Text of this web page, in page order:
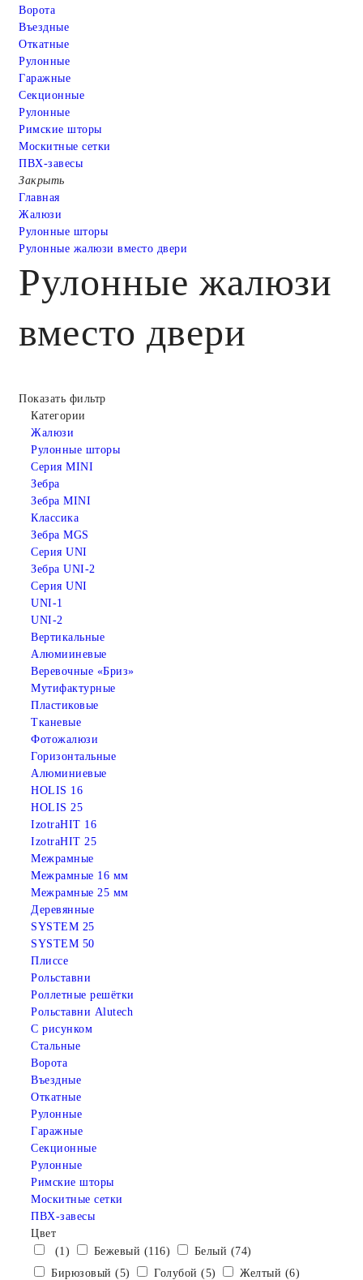
Ворота
Въездные
Откатные
Рулонные
Гаражные
Cекционные
Рулонные
Римские шторы
Москитные сетки
ПВХ-завесы
Закрыть
Главная
Жалюзи
Рулонные шторы
Рулонные жалюзи вместо двери
Рулонные жалюзи
вместо двери
Показать фильтр
Категории
Жалюзи
Рулонные шторы
Серия MINI
Зебра
Зебра MINI
Классика
Зебра MGS
Серия UNI
Зебра UNI-2
Серия UNI
UNI-1
UNI-2
Вертикальные
Алюмииневые
Веревочные «Бриз»
Мутифактурные
Пластиковые
Тканевые
Фотожалюзи
Горизонтальные
Алюминиевые
HOLIS 16
HOLIS 25
IzotraHIT 16
IzotraHIT 25
Межрамные
Межрамные 16 мм
Межрамные 25 мм
Деревянные
SYSTEM 25
SYSTEM 50
Плиссе
Рольставни
Роллетные решётки
Рольставни Alutech
С рисунком
Стальные
Ворота
Въездные
Откатные
Рулонные
Гаражные
Cекционные
Рулонные
Римские шторы
Москитные сетки
ПВХ-завесы
Цвет
(1)
Бежевый (116)
Белый (74)
Бирюзовый (5)
Голубой (5)
Желтый (6)